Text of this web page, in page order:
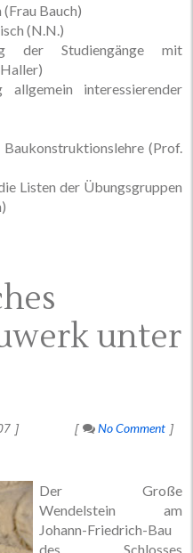
Bauch)
(N.N.)
der Studiengänge mit
interessierender
(Prof.
Listen der Übungsgruppen
unter
No Comment
Der Große
Wendelstein am
Johann-Friedrich-Bau
des Schlosses